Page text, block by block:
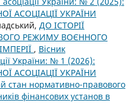
АСОЦІАЦІЇ УКРАЇНИ
ДО ІСТОРІЇ
РЕЖИМУ ВОЄННОГО
, Вісник
України: № 1 (2026):
АСОЦІАЦІЇ УКРАЇНИ
стан нормативно-правового
фінансових установ в